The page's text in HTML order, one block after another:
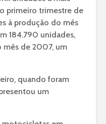
primeiro trimestre de
à produção do mês
184.790 unidades,
mês de 2007, um
quando foram
um